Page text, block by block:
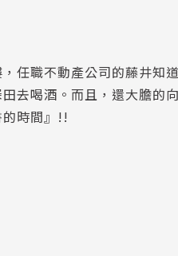
任職不動產公司的藤井知
去喝酒。而且，還大膽
時間』!!